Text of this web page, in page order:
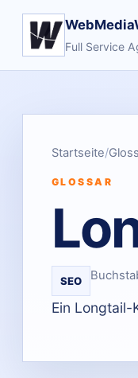
Full Service
Startseite
GLOSSAR
SEO
Ein